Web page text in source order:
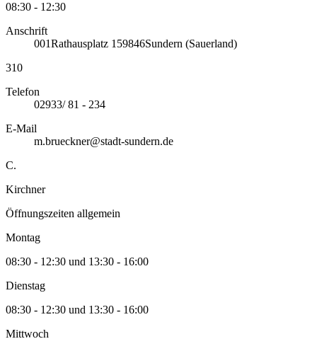
08:30 - 12:30
Anschrift
001Rathausplatz 1 59846Sundern (Sauerland)
310
Telefon
02933/ 81 - 234
E-Mail
m.brueckner@stadt-sundern.de
C.
Kirchner
Öffnungszeiten allgemein
Montag
08:30 - 12:30 und 13:30 - 16:00
Dienstag
08:30 - 12:30 und 13:30 - 16:00
Mittwoch